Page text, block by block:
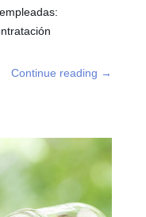
Continue reading →